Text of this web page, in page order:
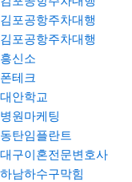
김포공항주차대행
김포공항주차대행
흥신소
폰테크
대안학교
병원마케팅
동탄임플란트
대구이혼전문변호사
하남하수구막힘